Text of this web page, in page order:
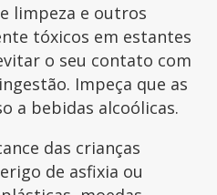
limpeza e outros
tóxicos em estantes
o seu contato com
Impeça que as
a bebidas alcoólicas.
das crianças
de asfixia ou